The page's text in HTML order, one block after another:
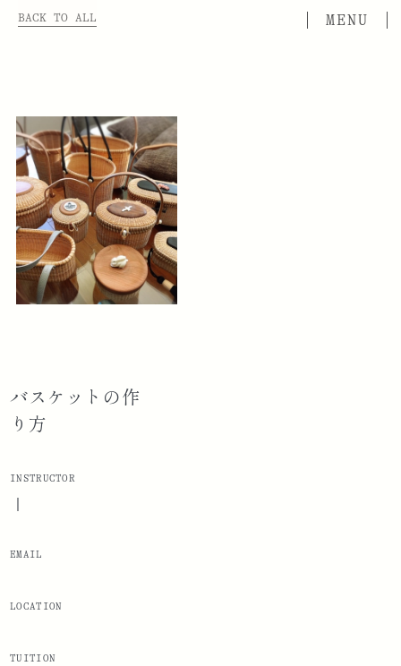
BACK TO ALL
バスケットの作
り方
INSTRUCTOR
|
EMAIL
LOCATION
TUITION